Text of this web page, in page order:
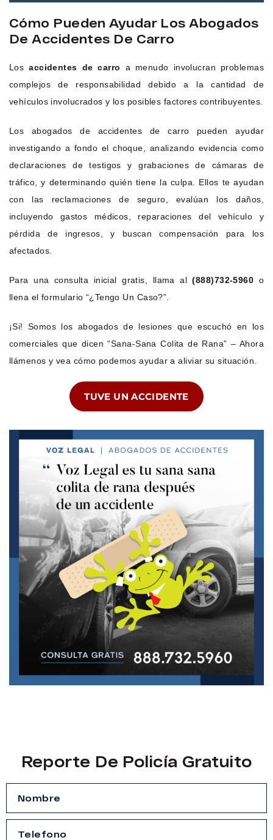
Cómo Pueden Ayudar Los Abogados
De Accidentes De Carro
Losaccidentes de carro
a menudo involucran problemas
complejos de responsabilidad debido a la cantidad de
vehículos involucrados y los posibles factores contribuyentes.
Los abogados de accidentes de carro pueden ayudar
investigando a fondo el choque, analizando evidencia como
declaraciones de testigos y grabaciones de cámaras de
tráfico, y determinando quién tiene la culpa. Ellos te ayudan
con las reclamaciones de seguro, evalúan los daños,
incluyendo gastos médicos, reparaciones del vehículo y
pérdida de ingresos, y buscan compensación para los
afectados.
Para una consulta inicial gratis, llama al(888)732-5960 o
llena el formulario “¿Tengo Un Caso?”.
¡Si! Somos los abogados de lesiones que escuchó en los
comerciales que dicen “Sana-Sana Colita de Rana” – Ahora
llámenos y vea cómo podemos ayudar a aliviar su situación.
TUVE UN ACCIDENTE
Reporte De Policía Gratuito